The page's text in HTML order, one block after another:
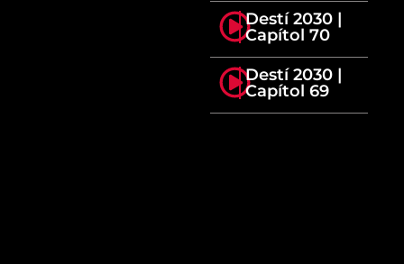
Destí 2030 |
Capítol 70
Destí 2030 |
Capítol 69